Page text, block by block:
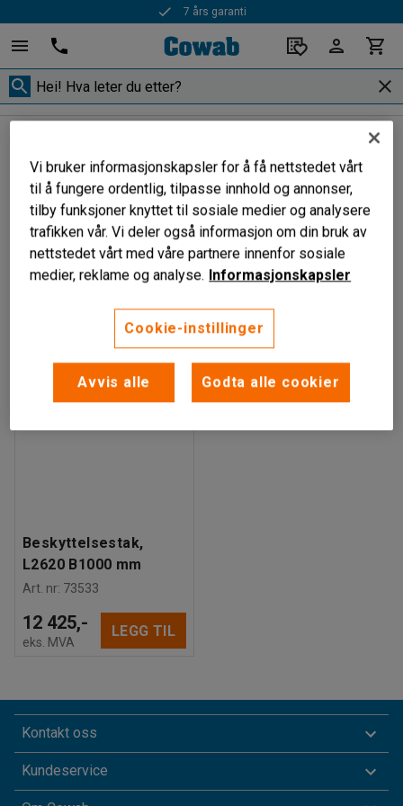
7 års garanti
Beskyttelsestak
Sorter
Beskyttelsestak,
L2620 B1000 mm
Art. nr: 73533
12 425,-
eks. MVA
LEGG TIL
Kontakt oss
Kundeservice
Vi bruker informasjonskapsler for å få nettstedet vårt
til å fungere ordentlig, tilpasse innhold og annonser,
tilby funksjoner knyttet til sosiale medier og analysere
trafikken vår. Vi deler også informasjon om din bruk av
nettstedet vårt med våre partnere innenfor sosiale
medier, reklame og analyse. Informasjonskapsler
Cookie-instillinger
Avvis alle Godta alle cookier